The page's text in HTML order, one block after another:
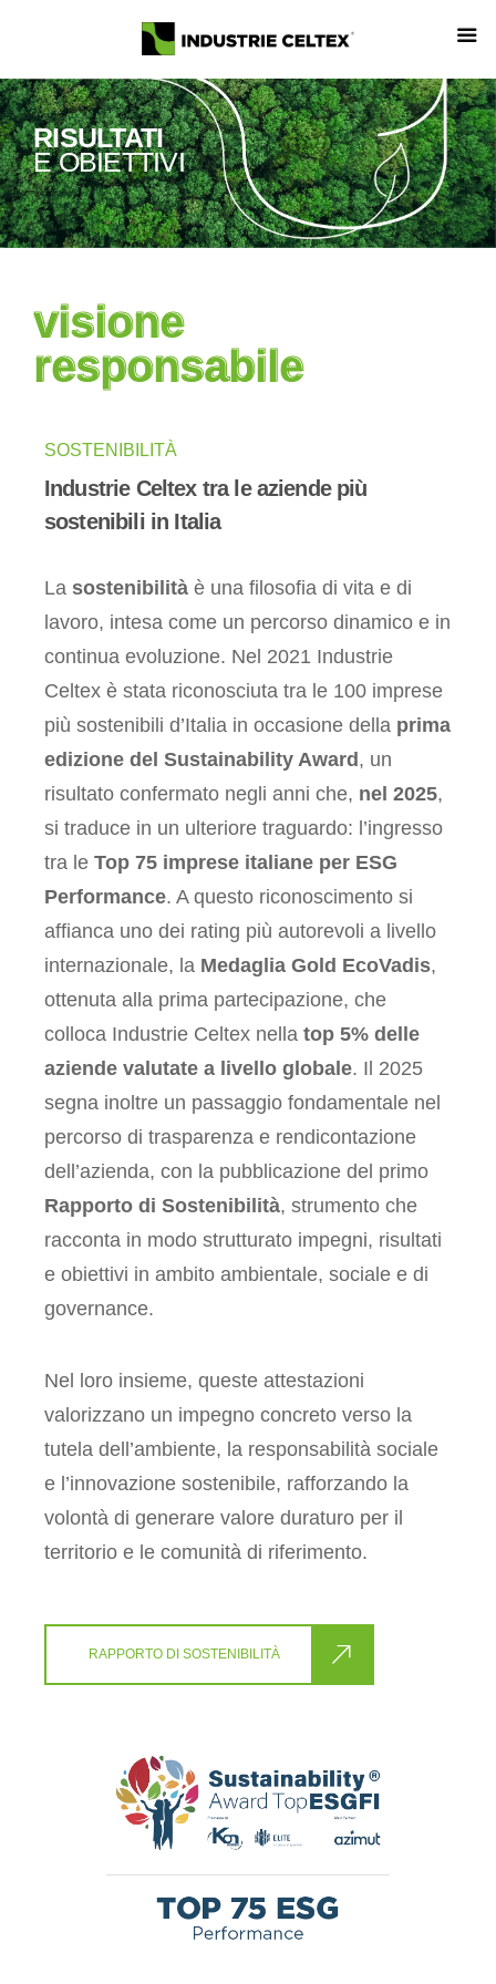
RISULTATI
E OBIETTIVI
visione
responsabile
visione
responsabile
SOSTENIBILITÀ
Industrie Celtex tra le aziende più
sostenibili in Italia
La sostenibilità è una filosofia di vita e di
lavoro, intesa come un percorso dinamico e in
continua evoluzione. Nel 2021 Industrie
Celtex è stata riconosciuta tra le 100 imprese
più sostenibili d’Italia in occasione della prima
edizione del Sustainability Award , un
risultato confermato negli anni che, nel 2025,
si traduce in un ulteriore traguardo: l’ingresso
tra le Top 75 imprese italiane per ESG
Performance. A questo riconoscimento si
affianca uno dei rating più autorevoli a livello
internazionale, la Medaglia Gold EcoVadis,
ottenuta alla prima partecipazione, che
colloca Industrie Celtex nella top 5% delle
aziende valutate a livello globale. Il 2025
segna inoltre un passaggio fondamentale nel
percorso di trasparenza e rendicontazione
dell’azienda, con la pubblicazione del primo
Rapporto di Sostenibilità, strumento che
racconta in modo strutturato impegni, risultati
e obiettivi in ambito ambientale, sociale e di
governance.
Nel loro insieme, queste attestazioni
valorizzano un impegno concreto verso la
tutela dell’ambiente, la responsabilità sociale
e l’innovazione sostenibile, rafforzando la
volontà di generare valore duraturo per il
territorio e le comunità di riferimento.
RAPPORTO DI SOSTENIBILITÀ